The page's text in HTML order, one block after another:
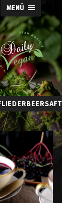
MENÜ